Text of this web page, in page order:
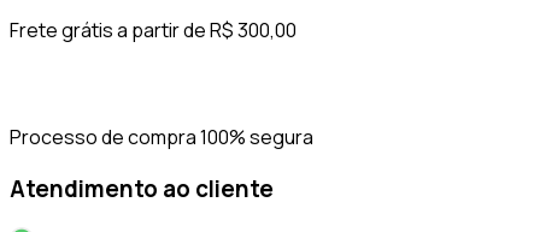
Frete grátis a partir de R$ 300,00
Processo de compra 100% segura
Atendimento ao cliente